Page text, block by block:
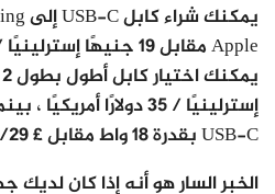
إسترلينيًا / 35 دولارًا
USB-C بقدرة 18 واط مقابل £ 29/29 دولارًا.